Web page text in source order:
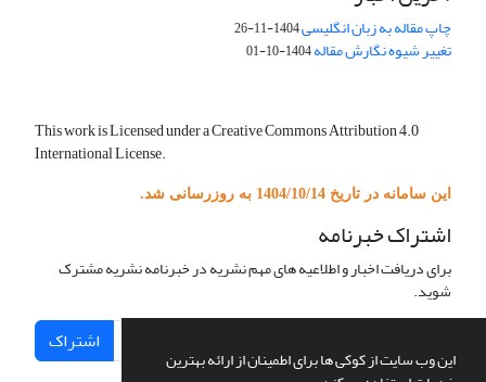
این وب سایت از کوکی ها برای اطمینان از ارائه بهترین
چاپ مقاله به زبان انگلیسی1404-11-26
تغییر شیوه نگارش مقاله1404-10-01
This work is Licensed under a Creative Commons Attribution 4.0
International License.
این سامانه در تاریخ 1404/10/14 به روزرسانی شد.
اشتراک خبرنامه
برای دریافت اخبار و اطلاعیه های مهم نشریه در خبرنامه نشریه مشترک
شوید.
اشتراک